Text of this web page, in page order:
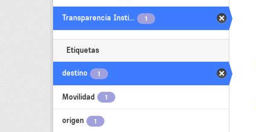
Transparencia Insti... 1
Etiquetas
destino 1
Movilidad 1
origen 1